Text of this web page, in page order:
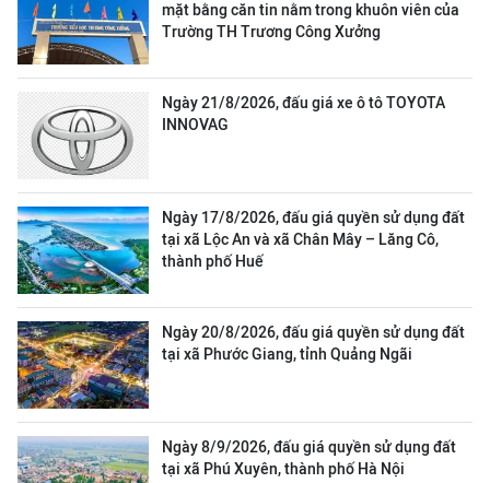
mặt bằng căn tin nằm trong khuôn viên của
Trường TH Trương Công Xưởng
Ngày 21/8/2026, đấu giá xe ô tô TOYOTA
INNOVAG
Ngày 17/8/2026, đấu giá quyền sử dụng đất
tại xã Lộc An và xã Chân Mây – Lăng Cô,
thành phố Huế
Ngày 20/8/2026, đấu giá quyền sử dụng đất
tại xã Phước Giang, tỉnh Quảng Ngãi
Ngày 8/9/2026, đấu giá quyền sử dụng đất
tại xã Phú Xuyên, thành phố Hà Nội